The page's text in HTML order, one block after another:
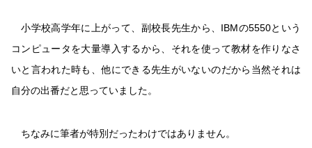
小学校高学年に上がって、副校長先生から、IBMの5550という
コンピュータを大量導入するから、それを使って教材を作りなさ
いと言われた時も、他にできる先生がいないのだから当然それは
自分の出番だと思っていました。
ちなみに筆者が特別だったわけではありません。